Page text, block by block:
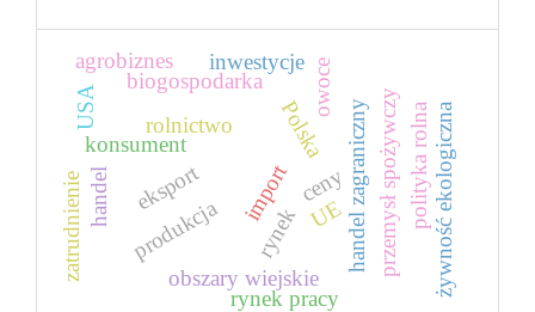
rolnictwo
eksport import
produkcja
Polska handel zagranicznyprzemysł spożywczy
obszary wiejskie
ceny polityka rolna
UE
handel
rynek
konsument
zatrudnienie
owoce
biogospodarka
inwestycje
agrobiznes
żywność ekologiczna
rynek pracy
USA